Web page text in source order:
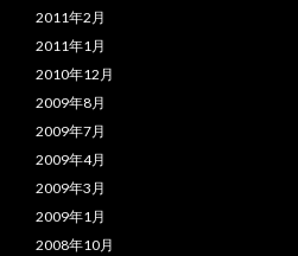
2011年2月
2011年1月
2010年12月
2009年8月
2009年7月
2009年4月
2009年3月
2009年1月
2008年10月